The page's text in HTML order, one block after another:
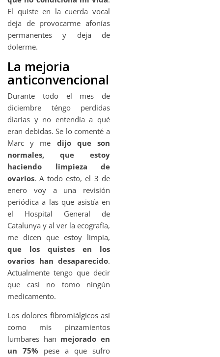
El quiste en la cuerda vocal
deja de provocarme afonías
permanentes y deja de
dolerme.
La mejoria
anticonvencional
Durante todo el mes de
diciembre téngo perdidas
diarias y no entendía a qué
eran debidas. Se lo comenté a
Marc y me dijo que son
normales, que estoy
haciendo limpieza de
ovarios. A todo esto, el 3 de
enero voy a una revisión
periódica a las que asistía en
el Hospital General de
Catalunya y al ver la ecografía,
me dicen que estoy limpia,
que los quistes en los
ovarios han desaparecido.
Actualmente tengo que decir
que casi no tomo ningún
medicamento.
Los dolores fibromiálgicos así
como mis pinzamientos
lumbares han mejorado en
un 75% pese a que sufro